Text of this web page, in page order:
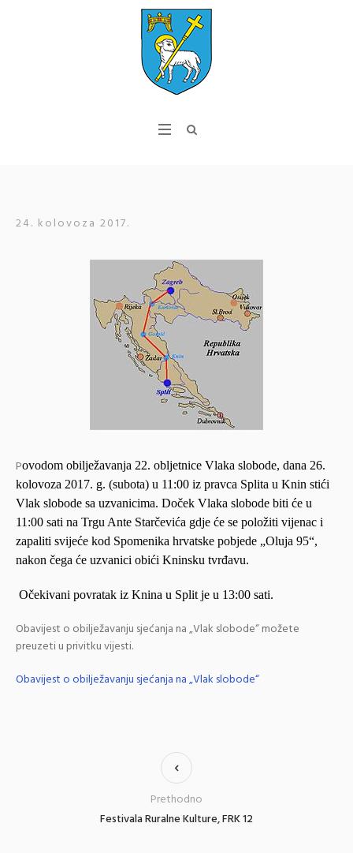
24. kolovoza 2017.
Povodom obilježavanja 22. obljetnice Vlaka slobode, dana 26.
kolovoza 2017. g. (subota) u 11:00 iz pravca Splita u Knin stići
Vlak slobode sa uzvanicima. Doček Vlaka slobode biti će u
11:00 sati na Trgu Ante Starčevića gdje će se položiti vijenac i
zapaliti svijeće kod Spomenika hrvatske pobjede „Oluja 95“,
nakon čega će uzvanici obići Kninsku tvrđavu.
Očekivani povratak iz Knina u Split je u 13:00 sati.
Obavijest o obilježavanju sjećanja na „Vlak slobode“ možete
preuzeti u privitku vijesti.
Obavijest o obilježavanju sjećanja na „Vlak slobode“
Festivala Ruralne Kulture, FRK 12
Prethodno